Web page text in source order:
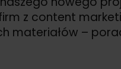
z content
materiałów –